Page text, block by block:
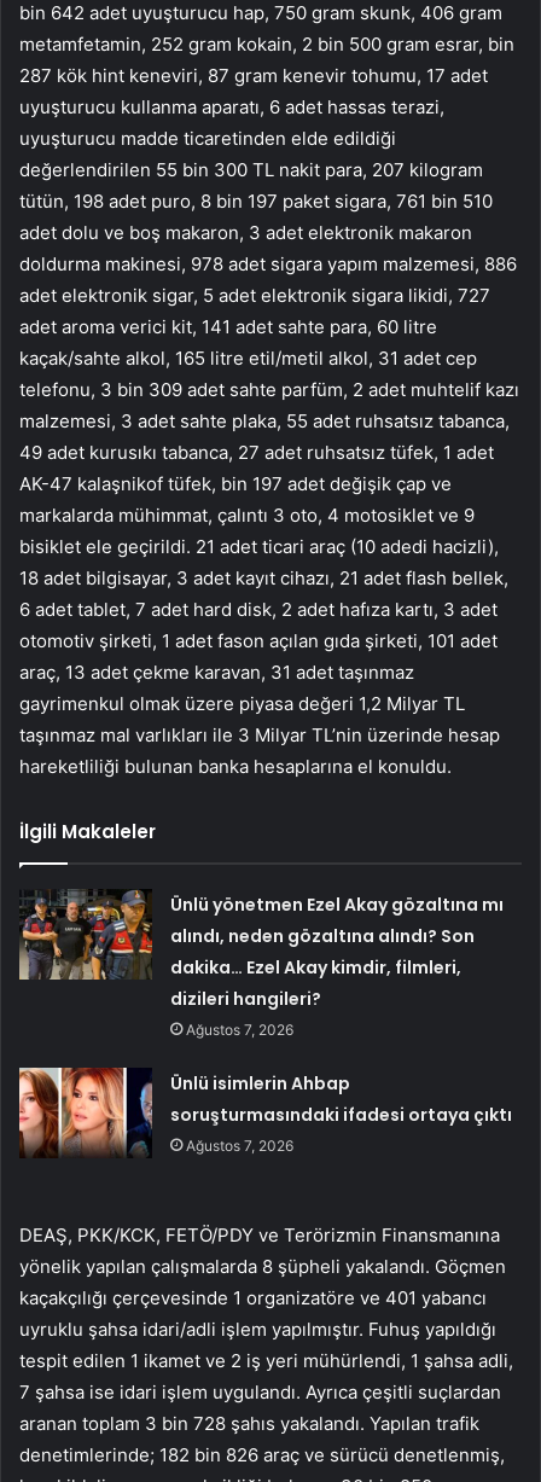
bin 642 adet uyuşturucu hap, 750 gram skunk, 406 gram
metamfetamin, 252 gram kokain, 2 bin 500 gram esrar, bin
287 kök hint keneviri, 87 gram kenevir tohumu, 17 adet
uyuşturucu kullanma aparatı, 6 adet hassas terazi,
uyuşturucu madde ticaretinden elde edildiği
değerlendirilen 55 bin 300 TL nakit para, 207 kilogram
tütün, 198 adet puro, 8 bin 197 paket sigara, 761 bin 510
adet dolu ve boş makaron, 3 adet elektronik makaron
doldurma makinesi, 978 adet sigara yapım malzemesi, 886
adet elektronik sigar, 5 adet elektronik sigara likidi, 727
adet aroma verici kit, 141 adet sahte para, 60 litre
kaçak/sahte alkol, 165 litre etil/metil alkol, 31 adet cep
telefonu, 3 bin 309 adet sahte parfüm, 2 adet muhtelif kazı
malzemesi, 3 adet sahte plaka, 55 adet ruhsatsız tabanca,
49 adet kurusıkı tabanca, 27 adet ruhsatsız tüfek, 1 adet
AK-47 kalaşnikof tüfek, bin 197 adet değişik çap ve
markalarda mühimmat, çalıntı 3 oto, 4 motosiklet ve 9
bisiklet ele geçirildi. 21 adet ticari araç (10 adedi hacizli),
18 adet bilgisayar, 3 adet kayıt cihazı, 21 adet flash bellek,
6 adet tablet, 7 adet hard disk, 2 adet hafıza kartı, 3 adet
otomotiv şirketi, 1 adet fason açılan gıda şirketi, 101 adet
araç, 13 adet çekme karavan, 31 adet taşınmaz
gayrimenkul olmak üzere piyasa değeri 1,2 Milyar TL
taşınmaz mal varlıkları ile 3 Milyar TL’nin üzerinde hesap
hareketliliği bulunan banka hesaplarına el konuldu.
İlgili Makaleler
Ünlü yönetmen Ezel Akay gözaltına mı
alındı, neden gözaltına alındı? Son
dakika… Ezel Akay kimdir, filmleri,
dizileri hangileri?
Ağustos 7, 2026
Ünlü isimlerin Ahbap
soruşturmasındaki ifadesi ortaya çıktı
Ağustos 7, 2026
DEAŞ, PKK/KCK, FETÖ/PDY ve Terörizmin Finansmanına
yönelik yapılan çalışmalarda 8 şüpheli yakalandı. Göçmen
kaçakçılığı çerçevesinde 1 organizatöre ve 401 yabancı
uyruklu şahsa idari/adli işlem yapılmıştır. Fuhuş yapıldığı
tespit edilen 1 ikamet ve 2 iş yeri mühürlendi, 1 şahsa adli,
7 şahsa ise idari işlem uygulandı. Ayrıca çeşitli suçlardan
aranan toplam 3 bin 728 şahıs yakalandı. Yapılan trafik
denetimlerinde; 182 bin 826 araç ve sürücü denetlenmiş,